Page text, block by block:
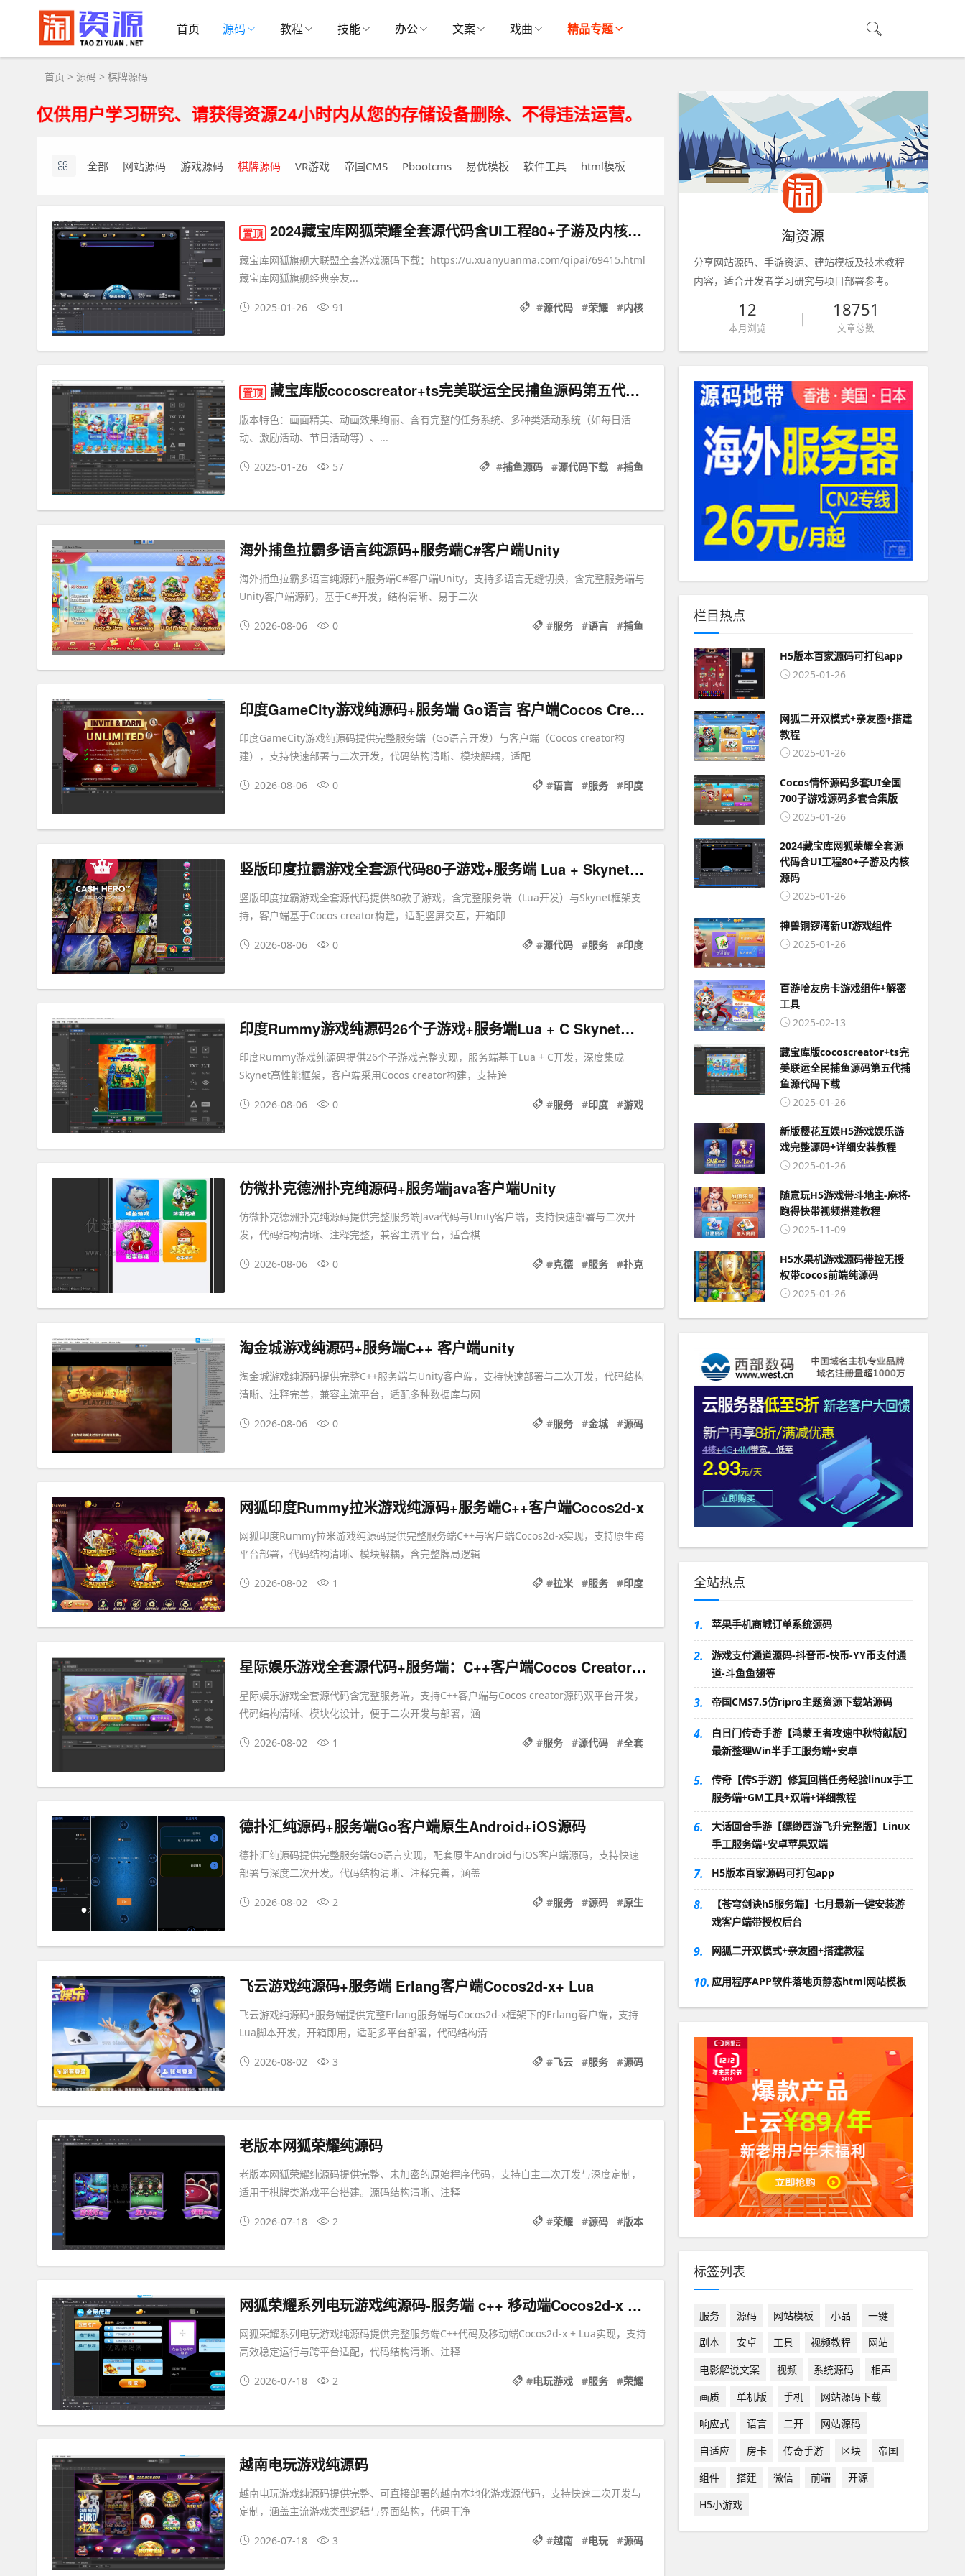
首页 源码 教程 技能 办公 文案 戏曲 精品专题
首页 > 源码 > 棋牌源码
户学习研究、请获得资源24小时内从您的存储设备删除、不得违法运营。
全部 网站源码 游戏源码 棋牌源码 VR游戏 帝国CMS Pbootcms 易优模板 软件工具 html模板
置顶 2024藏宝库网狐荣耀全套源代码含UI工程80+子游及内核源码
藏宝库网狐旗舰大联盟全套游戏源码下载：https://u.xuanyuanma.com/qipai/69415.html
藏宝库网狐旗舰经典亲友...
2025-01-26 91 #源代码 #荣耀 #内核
置顶 藏宝库版cocoscreator+ts完美联运全民捕鱼源码第五代捕鱼源代码下载
版本特色：画面精美、动画效果绚丽、含有完整的任务系统、多种类活动系统（如每日活
动、激励活动、节日活动等）、...
2025-01-26 57 #捕鱼源码 #源代码下载 #捕鱼
海外捕鱼拉霸多语言纯源码+服务端C#客户端Unity
海外捕鱼拉霸多语言纯源码+服务端C#客户端Unity，支持多语言无缝切换，含完整服务端与
Unity客户端源码，基于C#开发，结构清晰、易于二次
2026-08-06 0 #服务 #语言 #捕鱼
印度GameCity游戏纯源码+服务端 Go语言 客户端Cocos Creator
印度GameCity游戏纯源码提供完整服务端（Go语言开发）与客户端（Cocos creator构
建），支持快速部署与二次开发，代码结构清晰、模块解耦，适配
2026-08-06 0 #语言 #服务 #印度
竖版印度拉霸游戏全套源代码80子游戏+服务端 Lua + Skynet客户端Cocos Creator
竖版印度拉霸游戏全套源代码提供80款子游戏，含完整服务端（Lua开发）与Skynet框架支
持，客户端基于Cocos creator构建，适配竖屏交互，开箱即
2026-08-06 0 #源代码 #服务 #印度
印度Rummy游戏纯源码26个子游戏+服务端Lua + C Skynet，客户端Cocos Creator
印度Rummy游戏纯源码提供26个子游戏完整实现，服务端基于Lua + C开发，深度集成
Skynet高性能框架，客户端采用Cocos creator构建，支持跨
2026-08-06 0 #服务 #印度 #游戏
仿微扑克德洲扑克纯源码+服务端java客户端Unity
仿微扑克德洲扑克纯源码提供完整服务端Java代码与Unity客户端，支持快速部署与二次开
发，代码结构清晰、注释完整，兼容主流平台，适合棋
2026-08-06 0 #克德 #服务 #扑克
淘金城游戏纯源码+服务端C++ 客户端unity
淘金城游戏纯源码提供完整C++服务端与Unity客户端，支持快速部署与二次开发，代码结构
清晰、注释完善，兼容主流平台，适配多种数据库与网
2026-08-06 0 #服务 #金城 #源码
网狐印度Rummy拉米游戏纯源码+服务端C++客户端Cocos2d-x
网狐印度Rummy拉米游戏纯源码提供完整服务端C++与客户端Cocos2d-x实现，支持原生跨
平台部署，代码结构清晰、模块解耦，含完整牌局逻辑
2026-08-02 1 #拉米 #服务 #印度
星际娱乐游戏全套源代码+服务端：C++客户端Cocos Creator源码
星际娱乐游戏全套源代码含完整服务端，支持C++客户端与Cocos creator源码双平台开发，
代码结构清晰、模块化设计，便于二次开发与部署，涵
2026-08-02 1 #服务 #源代码 #全套
德扑汇纯源码+服务端Go客户端原生Android+iOS源码
德扑汇纯源码提供完整服务端Go语言实现，配套原生Android与iOS客户端源码，支持快速
部署与深度二次开发。代码结构清晰、注释完善，涵盖
2026-08-02 2 #服务 #源码 #原生
飞云游戏纯源码+服务端 Erlang客户端Cocos2d-x+ Lua
飞云游戏纯源码+服务端提供完整Erlang服务端与Cocos2d-x框架下的Erlang客户端，支持
Lua脚本开发，开箱即用，适配多平台部署，代码结构清
2026-08-02 3 #飞云 #服务 #源码
老版本网狐荣耀纯源码
老版本网狐荣耀纯源码提供完整、未加密的原始程序代码，支持自主二次开发与深度定制，
适用于棋牌类游戏平台搭建。源码结构清晰、注释
2026-07-18 2 #荣耀 #源码 #版本
网狐荣耀系列电玩游戏纯源码-服务端 c++ 移动端Cocos2d-x + Lua
网狐荣耀系列电玩游戏纯源码提供完整服务端C++代码及移动端Cocos2d-x + Lua实现，支持
高效稳定运行与跨平台适配，代码结构清晰、注释
2026-07-18 2 #电玩游戏 #服务 #荣耀
越南电玩游戏纯源码
越南电玩游戏纯源码提供完整、可直接部署的越南本地化游戏源代码，支持快速二次开发与
定制，涵盖主流游戏类型逻辑与界面结构，代码干净
2026-07-18 3 #越南 #电玩 #源码
淘资源
分享网站源码、手游资源、建站模板及技术教程
内容，适合开发者学习研究与项目部署参考。
12
本月浏览
18751
文章总数
栏目热点
H5版本百家源码可打包app
2025-01-26
网狐二开双模式+亲友圈+搭建
教程
2025-01-26
Cocos情怀源码多套UI全国
700子游戏源码多套合集版
2025-01-26
2024藏宝库网狐荣耀全套源
代码含UI工程80+子游及内核
源码
2025-01-26
神兽铜锣湾新UI游戏组件
2025-01-26
百游哈友房卡游戏组件+解密
工具
2025-02-13
藏宝库版cocoscreator+ts完
美联运全民捕鱼源码第五代捕
鱼源代码下载
2025-01-26
新版樱花互娱H5游戏娱乐游
戏完整源码+详细安装教程
2025-01-26
随意玩H5游戏带斗地主-麻将-
跑得快带视频搭建教程
2025-11-09
H5水果机游戏源码带控无授
权带cocos前端纯源码
2025-01-26
全站热点
1. 苹果手机商城订单系统源码
2.
游戏支付通道源码-抖音币-快币-YY币支付通
道-斗鱼鱼翅等
3. 帝国CMS7.5仿ripro主题资源下载站源码
4.
白日门传奇手游【鸿蒙王者攻速中秋特献版】
最新整理Win半手工服务端+安卓
5.
传奇【传S手游】修复回档任务经验linux手工
服务端+GM工具+双端+详细教程
6.
大话回合手游【缥缈西游飞升完整版】Linux
手工服务端+安卓苹果双端
7. H5版本百家源码可打包app
8.
【苍穹剑诀h5服务端】七月最新一键安装游
戏客户端带授权后台
9. 网狐二开双模式+亲友圈+搭建教程
10. 应用程序APP软件落地页静态html网站模板
标签列表
服务 源码 网站模板 小品
一键
剧本
安卓 工具 视频教程
网站
电影解说文案
视频 系统源码
相声
画质
单机版 手机
网站源码下载
响应式
语言 二开
网站源码
自适应
房卡 传奇手游 区块
帝国
组件
搭建 微信 前端
开源
H5小游戏